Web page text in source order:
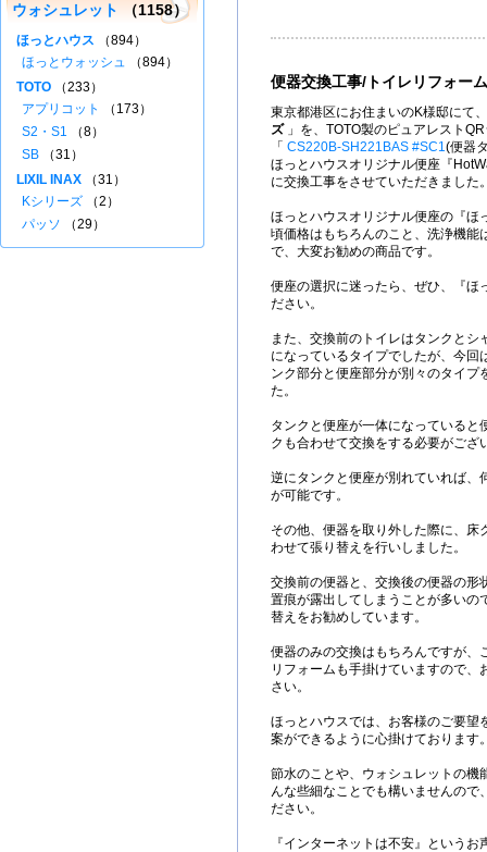
便器交換工事/トイレリフォーム
東京都港区にお住まいのK様邸にて
ズ」を、TOTO製のピュアレスト
「 CS220B-SH221BAS #SC1(便器
ほっとハウスオリジナル便座『
に交換工事をさせていただきました
ほっとハウスオリジナル便座の『ほ
頃価格はもちろんのこと、洗浄機能
で、大変お勧めの商品です。
便座の選択に迷ったら、ぜひ、『ほ
ださい。
また、交換前のトイレはタンクとシ
になっているタイプでしたが、今回
ンク部分と便座部分が別々のタイプ
た。
タンクと便座が一体になっていると
クも合わせて交換をする必要がござ
逆にタンクと便座が別れていれば、
が可能です。
その他、便器を取り外した際に、床
わせて張り替えを行いしました。
交換前の便器と、交換後の便器の形
置痕が露出してしまうことが多いの
替えをお勧めしています。
便器のみの交換はもちろんですが、
リフォームも手掛けていますので、
さい。
ほっとハウスでは、お客様のご要望
案ができるように心掛けております
節水のことや、ウォシュレットの機
んな些細なことでも構いませんので
ださい。
『インターネットは不安』という
ウォシュレット （1158）
ほっとハウス （894）
ほっとウォッシュ （894）
TOTO （233）
アプリコット
（173）
S2・S1 （8）
SB （31）
LIXIL INAX （31）
Kシリーズ （2）
パッソ （29）